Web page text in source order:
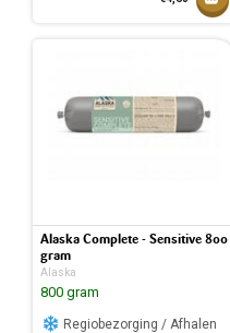
Alaska Complete - Sensitive 800
gram
Alaska
800 gram
Regiobezorging / Afhalen